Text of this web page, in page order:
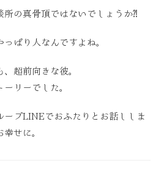
所の真骨頂ではないでしょうか⁈
ぱり人なんですよね。
超前向きな彼。
リーでした。
ープLINEでおふたりとお話ししま
せに。